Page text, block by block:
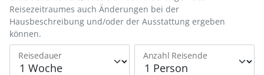
Reisedauer Anzahl Reisende
Reisezeitraumes auch Änderungen bei der
Hausbeschreibung und/oder der Ausstattung ergeben
können.